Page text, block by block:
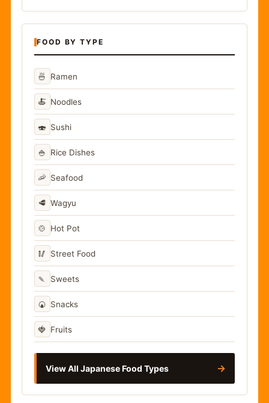
FOOD BY TYPE
🍜 Ramen
🍝 Noodles
🍣 Sushi
🍚 Rice Dishes
🦐 Seafood
🥩 Wagyu
🍲 Hot Pot
🥢 Street Food
🍡 Sweets
🍘 Snacks
🍓 Fruits
View All Japanese Food Types →